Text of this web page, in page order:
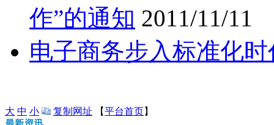
作”的通知 2011/11/11
电子商务步入标准化
大 中 小 复制网址 【平台首页】